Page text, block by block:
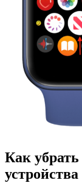
Как убрать
устройства